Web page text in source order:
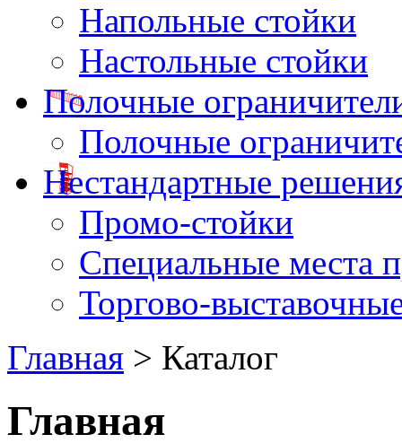
Напольные стойки
Настольные стойки
Полочные
Полочные
Нестандартные
Промо-стойки
Специальные места
Торгово-
Главная > Каталог
Главная